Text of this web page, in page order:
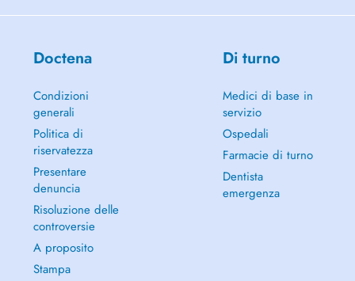
Doctena
Condizioni
generali
Politica di
riservatezza
Presentare
denuncia
Risoluzione delle
controversie
A proposito
Stampa
Di turno
Medici di base in
servizio
Ospedali
Farmacie di turno
Dentista
emergenza